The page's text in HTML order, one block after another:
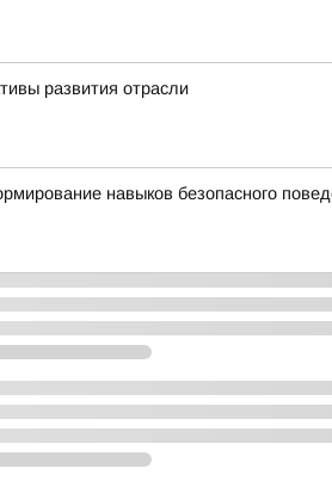
развития отрасли
навыков безопасного